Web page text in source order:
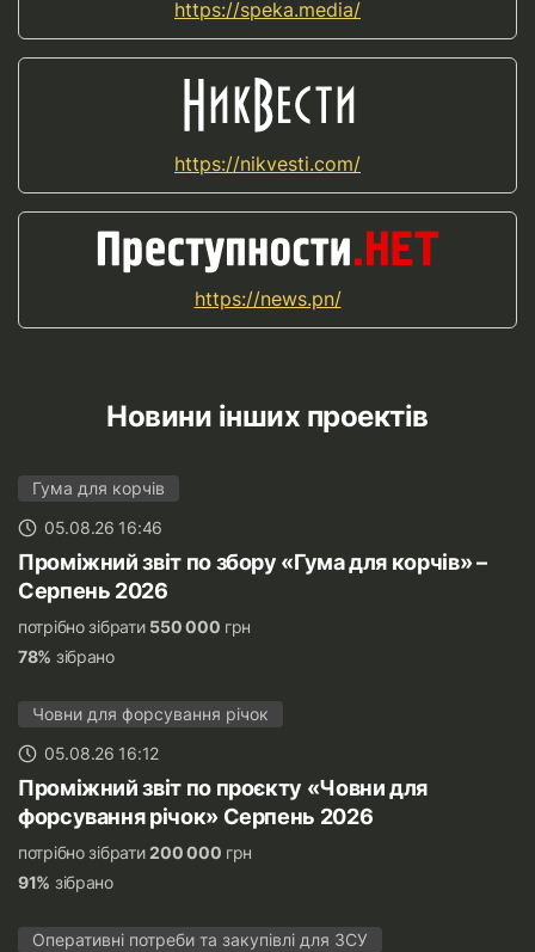
https://speka.media/
https://nikvesti.com/
https://news.pn/
Новини інших проектів
Гума для корчів
05.08.26 16:46
Проміжний звіт по збору «Гума для корчів» –
Серпень 2026
потрібно зібрати 550 000 грн
78% зібрано
Човни для форсування річок
05.08.26 16:12
Проміжний звіт по проєкту «Човни для
форсування річок» Серпень 2026
потрібно зібрати200 000 грн
91% зібрано
Оперативні потреби та закупівлі для ЗСУ